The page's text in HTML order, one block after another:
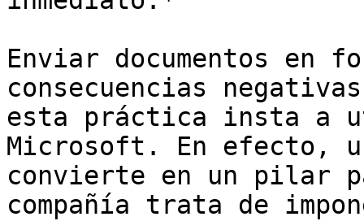
Enviar documentos en
consecuencias
esta práctica insta a
Microsoft. En efecto,
convierte en un pilar
compañía trata de